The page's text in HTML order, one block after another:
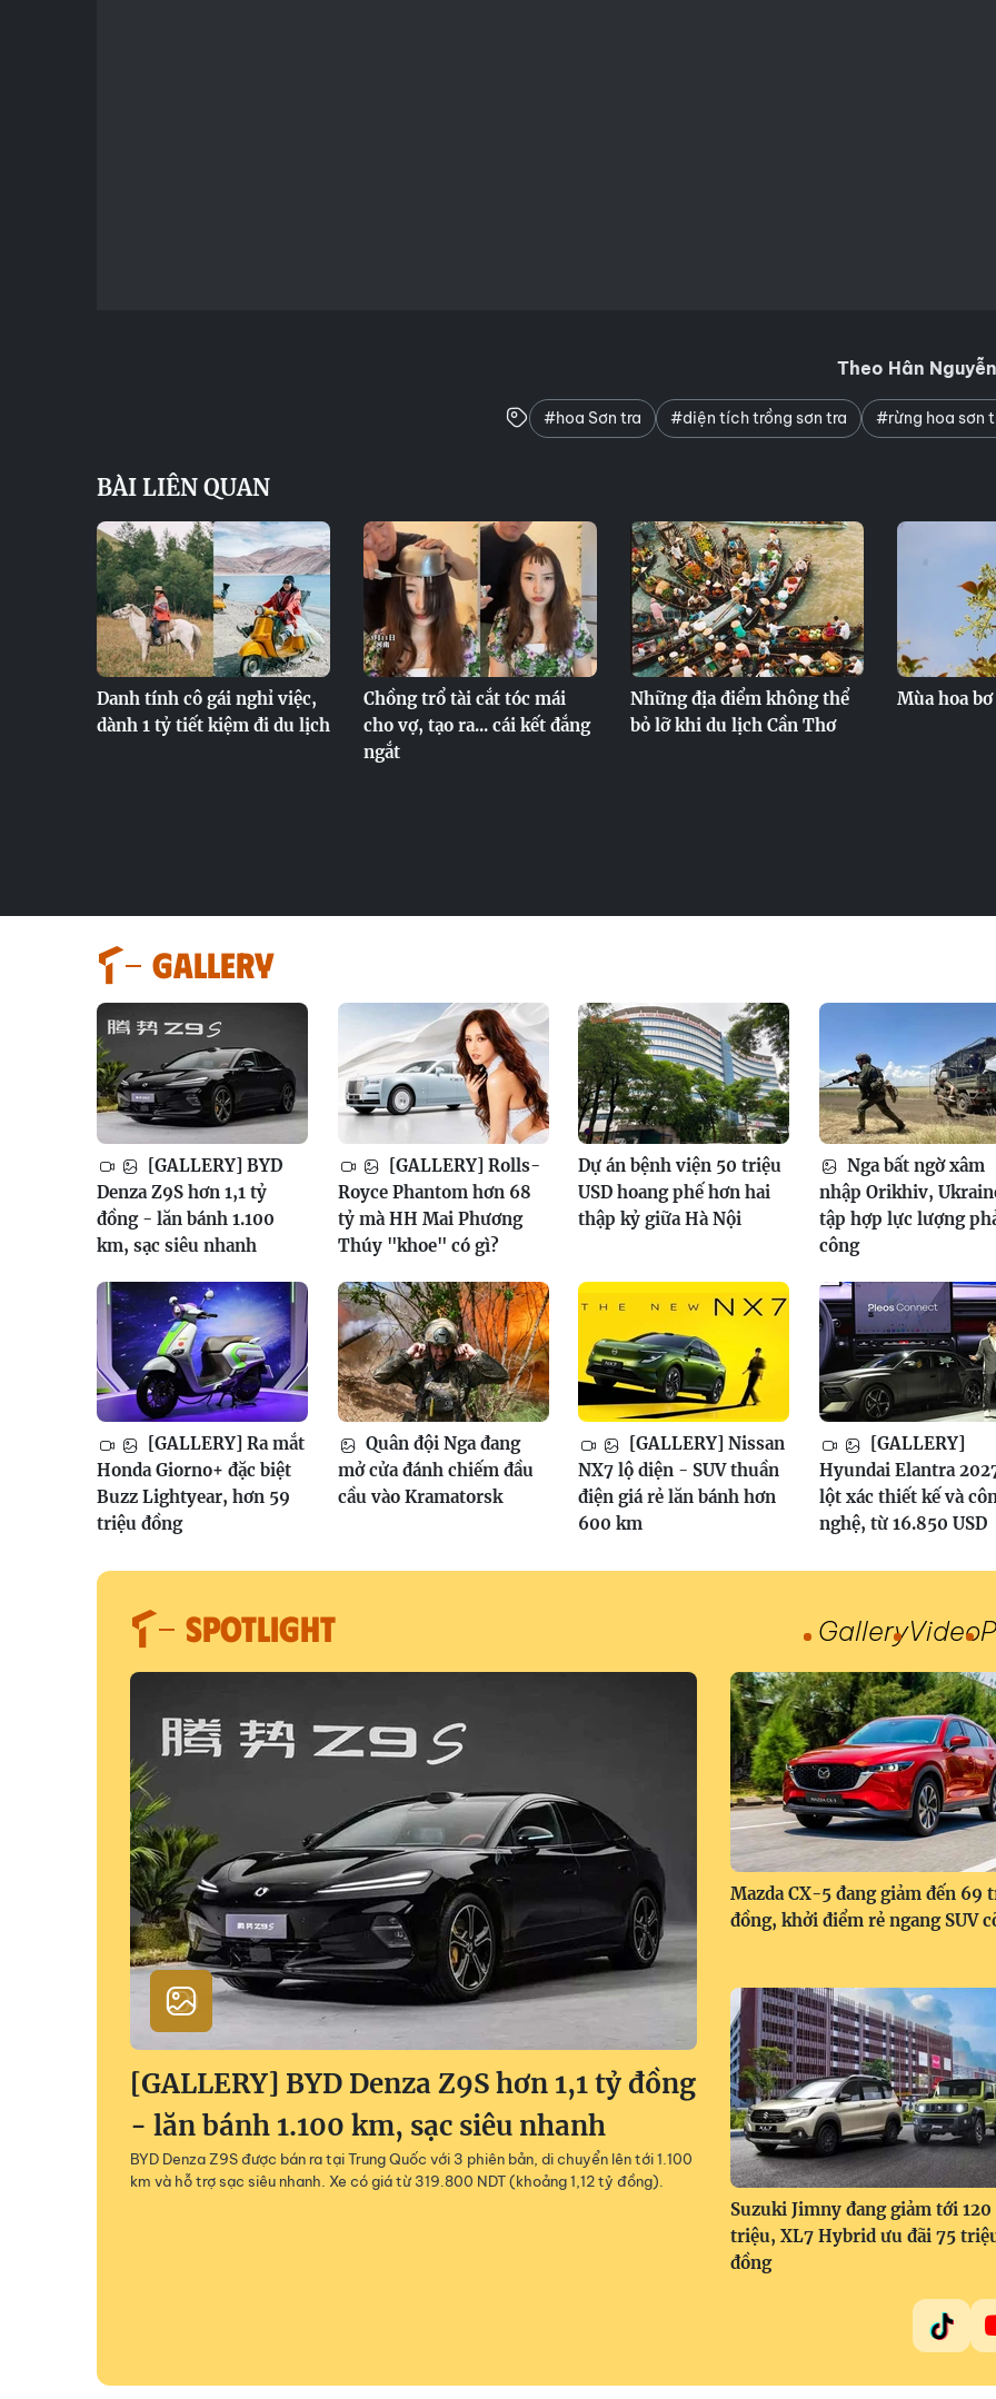
Theo Hân
#hoa Sơn tra #diện tích trồng sơn tra #rừng hoa sơn
BÀI LIÊN QUAN
Danh tính cô gái nghỉ việc,
dành 1 tỷ tiết kiệm đi du lịch
Chồng trổ tài cắt tóc mái
cho vợ, tạo ra... cái kết đắng
ngắt
Những địa điểm không thể
bỏ lỡ khi du lịch Cần Thơ
Mùa hoa
GALLERY
[GALLERY] BYD
Denza Z9S hơn 1,1 tỷ
đồng - lăn bánh 1.100
km, sạc siêu nhanh
[GALLERY] Rolls-
Royce Phantom hơn 68
tỷ mà HH Mai Phương
Thúy "khoe" có gì?
Dự án bệnh viện 50 triệu
USD hoang phế hơn hai
thập kỷ giữa Hà Nội
Nga bất ngờ xâm
nhập Orikhiv,
tập hợp lực lượng
công
[GALLERY] Ra mắt
Honda Giorno+ đặc biệt
Buzz Lightyear, hơn 59
triệu đồng
Quân đội Nga đang
mở cửa đánh chiếm đầu
cầu vào Kramatorsk
[GALLERY] Nissan
NX7 lộ diện - SUV thuần
điện giá rẻ lăn bánh hơn
600 km
[GALLERY]
Hyundai Elantra
lột xác thiết kế và
nghệ, từ 16.850 USD
SPOTLIGHT GalleryVideo
[GALLERY] BYD Denza Z9S hơn 1,1 tỷ đồng
- lăn bánh 1.100 km, sạc siêu nhanh
BYD Denza Z9S được bán ra tại Trung Quốc với 3 phiên bản, di chuyển lên tới 1.100
km và hỗ trợ sạc siêu nhanh. Xe có giá từ 319.800 NDT (khoảng 1,12 tỷ đồng).
Mazda CX-5 đang giảm đến 69
đồng, khởi điểm rẻ ngang SUV
Suzuki Jimny đang giảm tới 120
triệu, XL7 Hybrid ưu đãi 75
đồng